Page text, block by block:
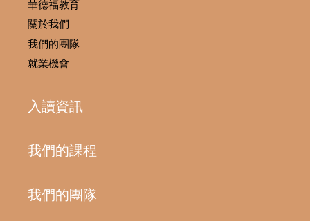
華德福教育
關於我們
我們的團隊
就業機會
入讀資訊
我們的課程
我們的團隊